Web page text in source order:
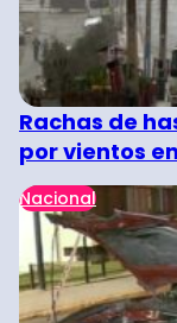
Rachas de
por vientos
Nacional